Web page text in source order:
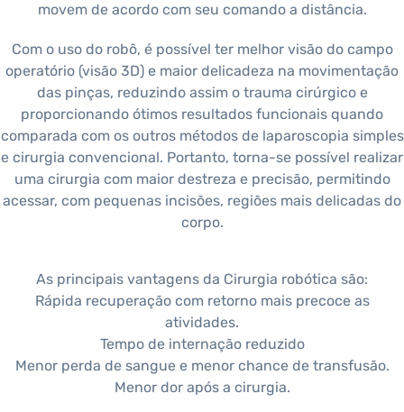
movem de acordo com seu comando a distância.
Com o uso do robô, é possível ter melhor visão do campo
operatório (visão 3D) e maior delicadeza na movimentação
das pinças, reduzindo assim o trauma cirúrgico e
proporcionando ótimos resultados funcionais quando
comparada com os outros métodos de laparoscopia simples
e cirurgia convencional. Portanto, torna-se possível realizar
uma cirurgia com maior destreza e precisão, permitindo
acessar, com pequenas incisões, regiões mais delicadas do
corpo.
As principais vantagens da Cirurgia robótica são:
Rápida recuperação com retorno mais precoce as
atividades.
Tempo de internação reduzido
Menor perda de sangue e menor chance de transfusão.
Menor dor após a cirurgia.